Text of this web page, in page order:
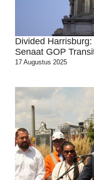
Divided
Senaat GOP
17 Augustus 2025